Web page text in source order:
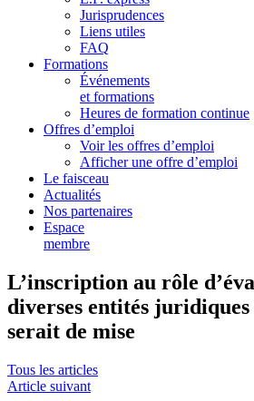
Jurisprudences
Liens utiles
FAQ
Formations
Événements
et formations
Heures de formation continue
Offres d’emploi
Voir les offres d’emploi
Afficher une offre d’emploi
Le faisceau
Actualités
Nos partenaires
Espace
membre
L’inscription au rôle
diverses entités
serait de mise
Tous les articles
Article suivant